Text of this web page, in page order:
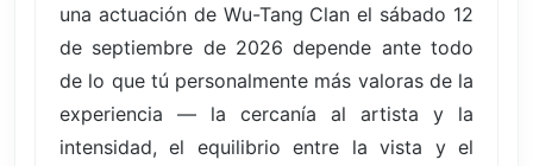
una actuación de Wu-Tang Clan el sábado 12
de septiembre de 2026 depende ante todo
de lo que tú personalmente más valoras de la
experiencia — la cercanía al artista y la
intensidad, el equilibrio entre la vista y el